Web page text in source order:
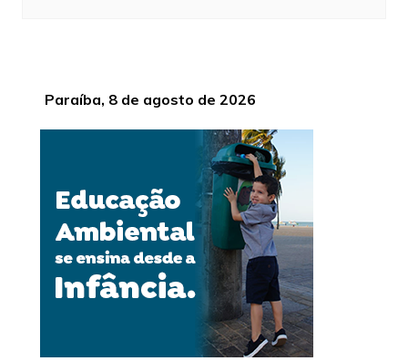
Paraíba, 8 de agosto de 2026